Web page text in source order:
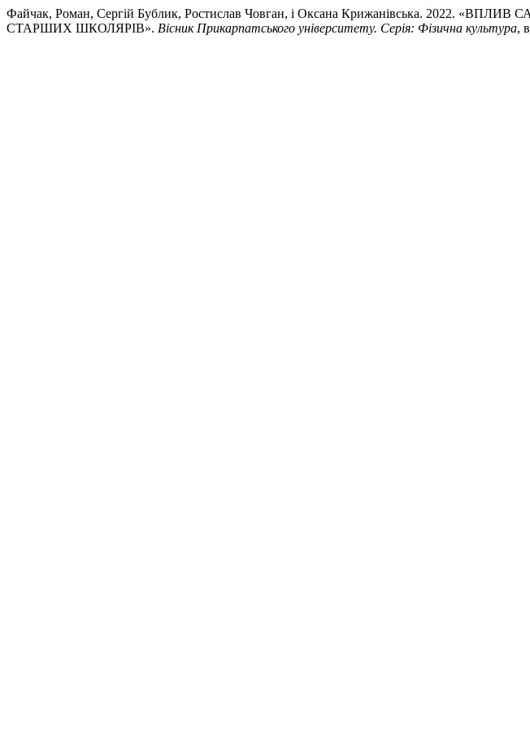
Файчак, Роман, Сергій Бублик, Ростислав Човган, і Оксана Крижанівська.
СТАРШИХ ШКОЛЯРІВ». Вісник Прикарпатського університету. Серія: Фізична культура,